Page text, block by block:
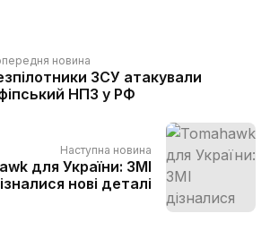
новина
ЗСУ атакували
НПЗ у РФ
Наступна новина
для України: ЗМІ
нові деталі